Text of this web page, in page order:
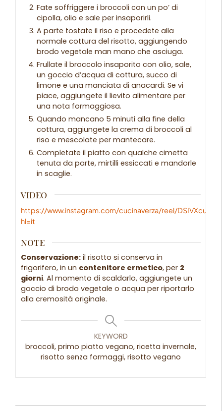
Fate soffriggere i broccoli con un po’ di
cipolla, olio e sale per insaporirli.
A parte tostate il riso e procedete alla
normale cottura del risotto, aggiungendo
brodo vegetale man mano che asciuga.
Frullate il broccolo insaporito con olio, sale,
un goccio d’acqua di cottura, succo di
limone e una manciata di anacardi. Se vi
piace, aggiungete il lievito alimentare per
una nota formaggiosa.
Quando mancano 5 minuti alla fine della
cottura, aggiungete la crema di broccoli al
riso e mescolate per mantecare.
Completate il piatto con qualche cimetta
tenuta da parte, mirtilli essiccati e mandorle
in scaglie.
VIDEO
https://www.instagram.com/cucinaverza/reel/
hl=it
NOTE
Conservazione: il risotto si conserva in
frigorifero, in un contenitore ermetico, per 2
giorni. Al momento di scaldarlo, aggiungete un
goccio di brodo vegetale o acqua per riportarlo
alla cremosità originale.
KEYWORD
broccoli, primo piatto vegano, ricetta invernale,
risotto senza formaggi, risotto vegano